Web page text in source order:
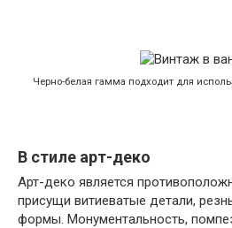
Черно-белая гамма подходит для
В стиле арт-деко
Арт-деко является
присущи витиеватые детали,
формы. Монументальность,